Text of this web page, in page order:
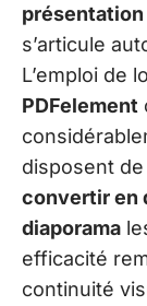
s’articule
L’emploi de
PDFelement
disposent
convertir en
diaporama
efficacité
continuité